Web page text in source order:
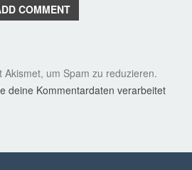
COMMENT
Akismet, um Spam zu reduzieren.
deine Kommentardaten verarbeitet